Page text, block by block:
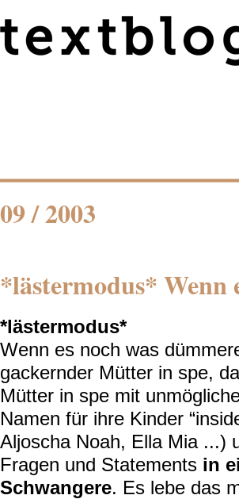
09 / 2003
*lästermodus* Wenn
*lästermodus*
Wenn es noch was
gackernder Mütter in spe,
Mütter in spe mit
Namen für ihre Kinder
Aljoscha Noah, Ella Mia ...)
Fragen und Statements in
Schwangere. Es lebe das